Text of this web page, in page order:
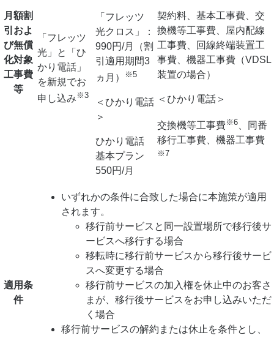
月額割
引およ
び無償
化対象
工事費
等
「フレッツ
光」と「ひ
かり電話」
を新規でお
申し込み ※3
「フレッツ
光クロス」：
990円/月（割
引適用期間3
ヵ月）
※5
＜ひかり電話
＞
ひかり電話
基本プラン
550円/月
契約料、基本工事費、交
換機等工事費、屋内配線
工事費、回線終端装置工
事費、機器工事費（VDSL
装置の場合）
＜ひかり電話＞
交換機等工事費※6 、同番
移行工事費、機器工事費
※7
適用条
件
いずれかの条件に合致した場合に本施策が適用
されます。
移行前サービスと同一設置場所で移行後サ
ービスへ移行する場合
移転時に移行前サービスから移行後サービ
スへ変更する場合
移行前サービスの加入権を休止中のお客さ
まが、移行後サービスをお申し込みいただ
く場合
移行前サービスの解約または休止を条件とし、